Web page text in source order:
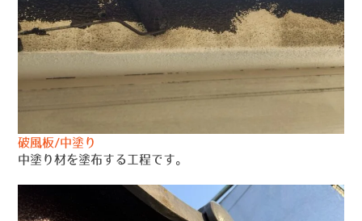
破風板/中塗り
中塗り材を塗布する工程です。